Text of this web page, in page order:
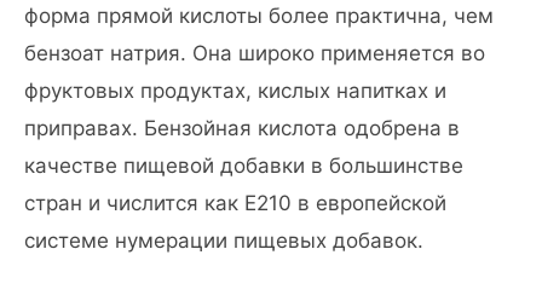
форма прямой кислоты более практична, чем
бензоат натрия. Она широко применяется во
фруктовых продуктах, кислых напитках и
приправах. Бензойная кислота одобрена в
качестве пищевой добавки в большинстве
стран и числится как E210 в европейской
системе нумерации пищевых добавок.